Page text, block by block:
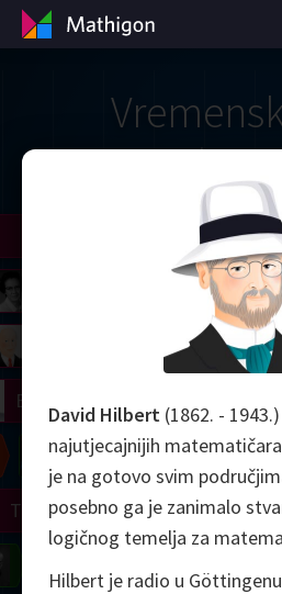
Zhang
Wiles
Shamir
Yau
Thurston
Conway
Langlands
Grothendieck
Wilkins
Erdős
Turing
Chern
David Hilbert (1862. -
najutjecajnijih
je na gotovo svim
posebno ga je zanimalo
logičnog temelja za
Hilbert je radio u